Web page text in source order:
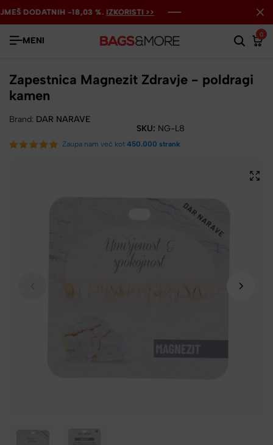
DODATNIH -18,03 %.IZKORISTI >>
DODATNIH -18,03 %.IZKORISTI >>
DODATNIH -18,03 %.IZKORISTI >>
MENI
0
Zapestnica Magnezit Zdravje - poldragi
kamen
Brand: DAR NARAVE
SKU: NG-L8
Zaupa nam več kot 450.000 strank